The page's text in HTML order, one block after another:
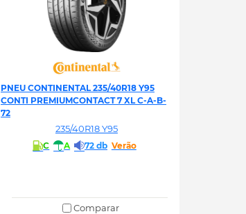
PNEU CONTINENTAL 235/40R18 Y95
CONTI PREMIUMCONTACT 7 XL C-A-B-
72
235/40R18 Y95
C A 72 db Verão
Comparar